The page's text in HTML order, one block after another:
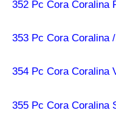
352 Pc Cora Coralina
353 Pc Cora Coralina
354 Pc Cora Coralina
355 Pc Cora Coralina